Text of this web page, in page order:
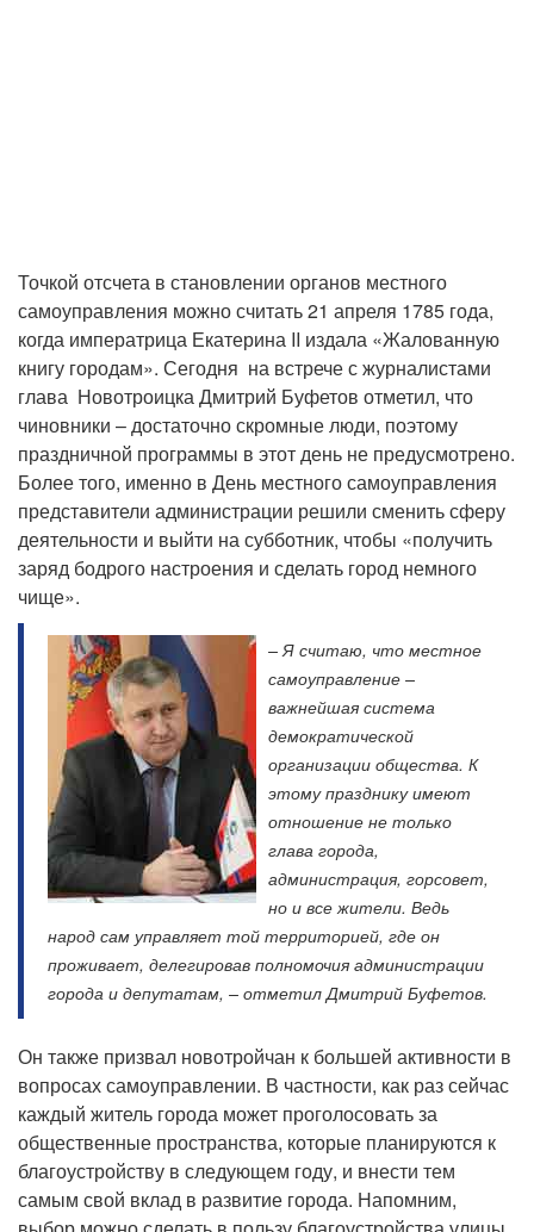
Точкой отсчета в становлении органов местного
самоуправления можно считать 21 апреля 1785 года,
когда императрица Екатерина II издала «Жалованную
книгу городам». Сегодня на встрече с журналистами
глава Новотроицка Дмитрий Буфетов отметил, что
чиновники – достаточно скромные люди, поэтому
праздничной программы в этот день не предусмотрено.
Более того, именно в День местного самоуправления
представители администрации решили сменить сферу
деятельности и выйти на субботник, чтобы «получить
заряд бодрого настроения и сделать город немного
чище».
– Я считаю, что местное
самоуправление –
важнейшая система
демократической
организации общества. К
этому празднику имеют
отношение не только
глава города,
администрация, горсовет,
но и все жители. Ведь
народ сам управляет той территорией, где он
проживает, делегировав полномочия администрации
города и депутатам, – отметил Дмитрий Буфетов.
Он также призвал новотройчан к большей активности в
вопросах самоуправлении. В частности, как раз сейчас
каждый житель города может проголосовать за
общественные пространства, которые планируются к
благоустройству в следующем году, и внести тем
самым свой вклад в развитие города. Напомним,